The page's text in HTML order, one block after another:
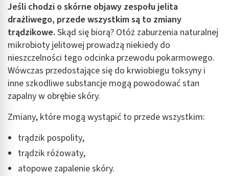
Jeśli chodzi o skórne objawy zespołu jelita
drażliwego, przede wszystkim są to zmiany
trądzikowe.Skąd się biorą? Otóż zaburzenia naturalnej
mikrobioty jelitowej prowadzą niekiedy do
nieszczelności tego odcinka przewodu pokarmowego.
Wówczas przedostające się do krwiobiegu toksyny i
inne szkodliwe substancje mogą powodować stan
zapalny w obrębie skóry.
Zmiany, które mogą wystąpić to przede wszystkim:
trądzik pospolity,
trądzik różowaty,
atopowe zapalenie skóry.
Reklama / śledzenie